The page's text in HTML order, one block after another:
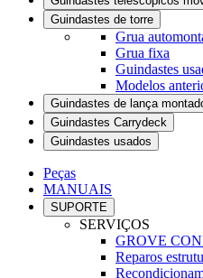
Guindastes de torre
Grua
Grua fixa
Guindastes
Modelos
Guindastes de lança
Guindastes Carrydeck
Guindastes usados
Peças
MANUAIS
SUPORTE
SERVIÇOS
GROVE
Reparos